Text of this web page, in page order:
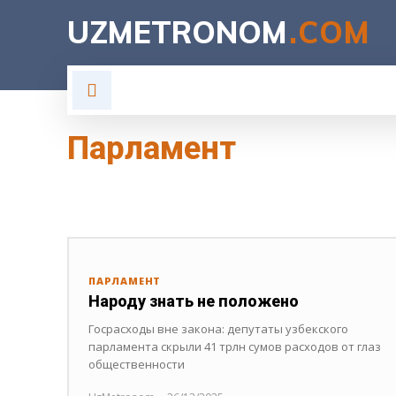
UZMETRONOM.COM
Парламент
ПАРЛАМЕНТ
Народу знать не положено
Госрасходы вне закона: депутаты узбекского
парламента скрыли 41 трлн сумов расходов от глаз
общественности